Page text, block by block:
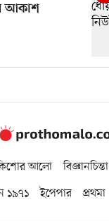
আকাশ
আলো বিজ্ঞানচিন্তা
১৯৭১ ইপেপার প্রথমা